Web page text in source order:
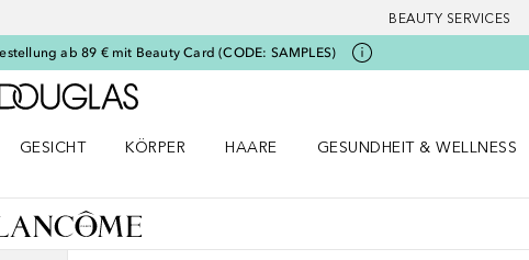
BEAUTY SERVICES
ab 89 € mit Beauty Card (CODE: SAMPLES)
Zur Douglas Startseite
GESICHT
KÖRPER
HAARE
GESUNDHEIT & WELLNESS